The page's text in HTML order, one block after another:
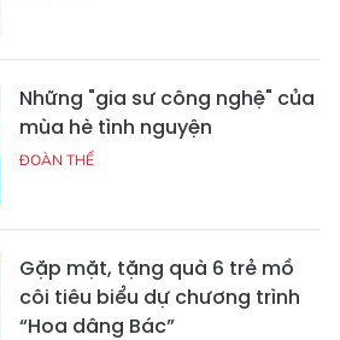
Những "gia sư công nghệ" của
mùa hè tình nguyện
ĐOÀN THỂ
Gặp mặt, tặng quà 6 trẻ mồ
côi tiêu biểu dự chương trình
“Hoa dâng Bác”